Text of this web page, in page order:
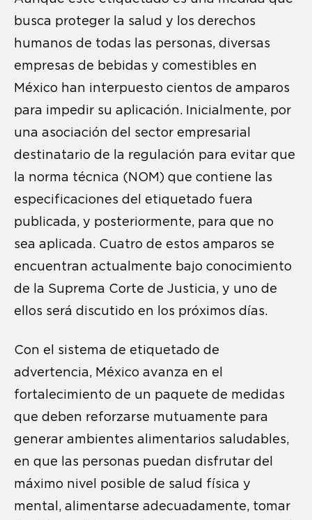
busca proteger la salud y los derechos
humanos de todas las personas, diversas
empresas de bebidas y comestibles en
México han interpuesto cientos de amparos
para impedir su aplicación. Inicialmente, por
una asociación del sector empresarial
destinatario de la regulación para evitar que
la norma técnica (NOM) que contiene las
especificaciones del etiquetado fuera
publicada, y posteriormente, para que no
sea aplicada. Cuatro de estos amparos se
encuentran actualmente bajo conocimiento
de la Suprema Corte de Justicia, y uno de
ellos será discutido en los próximos días.
Con el sistema de etiquetado de
advertencia, México avanza en el
fortalecimiento de un paquete de medidas
que deben reforzarse mutuamente para
generar ambientes alimentarios saludables,
en que las personas puedan disfrutar del
máximo nivel posible de salud física y
mental, alimentarse adecuadamente, tomar